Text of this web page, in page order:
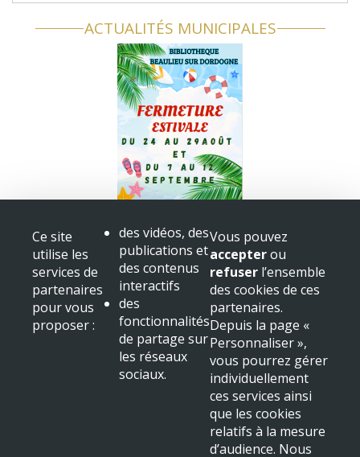
ACTUALITÉS MUNICIPALES
Fermeture bibliothèque
Congès
+ voir toutes les actualités
Mairie de Beaulieu sur Dordogne
Place Albert
19120 Beaulieu sur Dordogne
NOUS LOCALISER
Ce site
utilise les
services de
partenaires
pour vous
proposer :
des vidéos, des
publications et
des contenus
interactifs
des
fonctionnalités
de partage sur
les réseaux
sociaux.
Vous pouvez
accepterou
refuser l’ensemble
des cookies de ces
partenaires.
Depuis la page «
Personnaliser »,
vous pourrez gérer
individuellement
ces services ainsi
que les cookies
relatifs à la mesure
d’audience. Nous